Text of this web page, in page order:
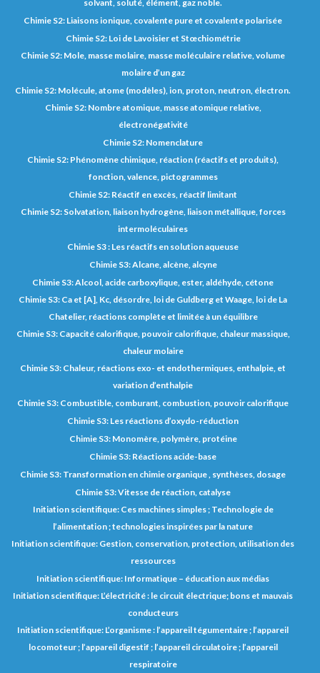
solvant, soluté, élément, gaz noble.
Chimie S2: Liaisons ionique, covalente pure et covalente polarisée
Chimie S2: Loi de Lavoisier et Stœchiométrie
Chimie S2: Mole, masse molaire, masse moléculaire relative, volume
molaire d’un gaz
Chimie S2: Molécule, atome (modèles), ion, proton, neutron, électron.
Chimie S2: Nombre atomique, masse atomique relative,
électronégativité
Chimie S2: Nomenclature
Chimie S2: Phénomène chimique, réaction (réactifs et produits),
fonction, valence, pictogrammes
Chimie S2: Réactif en excès, réactif limitant
Chimie S2: Solvatation, liaison hydrogène, liaison métallique, forces
intermoléculaires
Chimie S3 : Les réactifs en solution aqueuse
Chimie S3: Alcane, alcène, alcyne
Chimie S3: Alcool, acide carboxylique, ester, aldéhyde, cétone
Chimie S3: Ca et [A], Kc, désordre, loi de Guldberg et Waage, loi de La
Chatelier, réactions complète et limitée à un équilibre
Chimie S3: Capacité calorifique, pouvoir calorifique, chaleur massique,
chaleur molaire
Chimie S3: Chaleur, réactions exo- et endothermiques, enthalpie, et
variation d’enthalpie
Chimie S3: Combustible, comburant, combustion, pouvoir calorifique
Chimie S3: Les réactions d’oxydo-réduction
Chimie S3: Monomère, polymère, protéine
Chimie S3: Réactions acide-base
Chimie S3: Transformation en chimie organique , synthèses, dosage
Chimie S3: Vitesse de réaction, catalyse
Initiation scientifique: Ces machines simples ; Technologie de
l’alimentation ; technologies inspirées par la nature
Initiation scientifique: Gestion, conservation, protection, utilisation des
ressources
Initiation scientifique: Informatique – éducation aux médias
Initiation scientifique: L’électricité : le circuit électrique; bons et mauvais
conducteurs
Initiation scientifique: L’organisme : l’appareil tégumentaire ; l’appareil
locomoteur ; l’appareil digestif ; l’appareil circulatoire ; l’appareil
respiratoire